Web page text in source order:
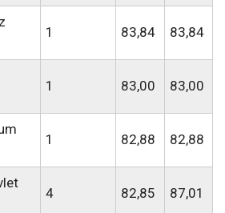
1 83,84 83,84
1 83,00 83,00
1 82,88 82,88
4 82,85 87,01